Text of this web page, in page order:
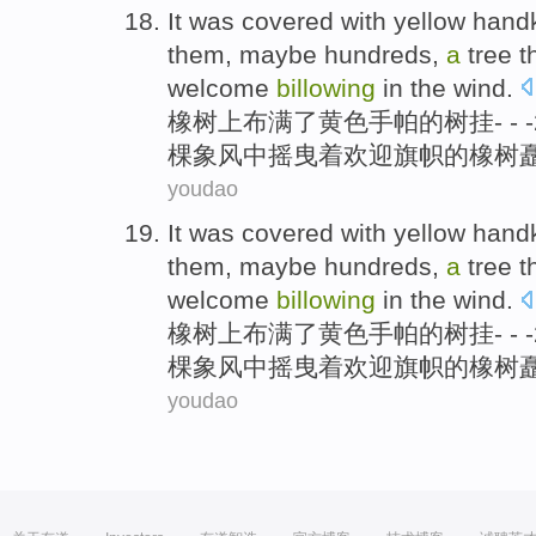
It was covered with yellow
them, maybe hundreds a tree
welcome billowing in the wind
橡树上布满了黄色手帕的树挂- - -
棵象 风中摇曳着欢迎旗帜的橡树
youdao
It was covered with yellow
them, maybe hundreds, a tree
welcome billowing in the wind.
橡树上布满了黄色手帕的树挂- - -
棵象 风中摇曳着欢迎旗帜的橡树
youdao